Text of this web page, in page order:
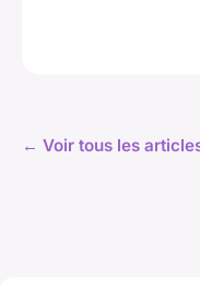
← Voir tous les